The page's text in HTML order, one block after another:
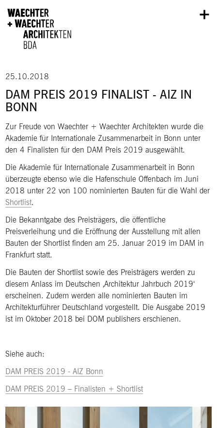
25.10.2018
DAM PREIS 2019 FINALIST - AIZ IN
BONN
Zur Freude von Waechter + Waechter Architekten wurde die
Akademie für Internationale Zusammenarbeit in Bonn unter
den 4 Finalisten für den DAM Preis 2019 ausgewählt.
Die Akademie für Internationale Zusammenarbeit in Bonn
überzeugte ebenso wie die Hafenschule Offenbach im Juni
2018 unter 22 von 100 nominierten Bauten für die Wahl der
Shortlist.
Die Bekanntgabe des Preisträgers, die öffentliche
Preisverleihung und die Eröffnung der Ausstellung mit allen
Bauten der Shortlist finden am 25. Januar 2019 im DAM in
Frankfurt statt.
Die Bauten der Shortlist sowie des Preisträgers werden zu
diesem Anlass im Deutschen ‚Architektur Jahrbuch 2019‘
erscheinen. Zudem werden alle nominierten Bauten im
Architekturführer Deutschland vorgestellt. Die Ausgabe 2019
ist im Oktober 2018 bei DOM publishers erschienen.
Siehe auch:
DAM PREIS 2019 - AIZ Bonn
DAM PREIS 2019 – Finalisten + Shortlist